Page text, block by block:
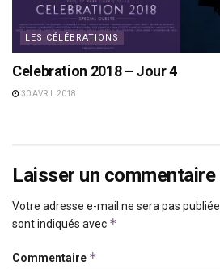
LES CÉLÉBRATIONS
Celebration 2018 – Jour 4
30 AVRIL 2018
Laisser un commentaire
Votre adresse e-mail ne sera pas publiée.
sont indiqués avec *
Commentaire *